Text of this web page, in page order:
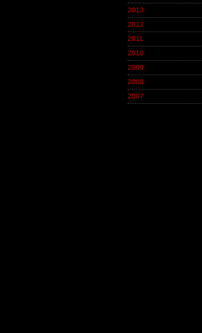
2013
2012
2011
2010
2009
2008
2007